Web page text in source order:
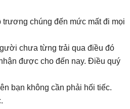
chúng đến mức mất đi mọi
chưa từng trải qua điều đó
được cho đến nay. Điều quý
bạn không cần phải hối tiếc.